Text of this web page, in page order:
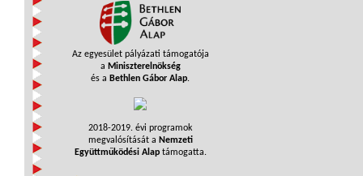
Az egyesület pályázati támogatója
a Miniszterelnökség
és a Bethlen Gábor Alap.
2018-2019. évi programok
megvalósítását a Nemzeti
Együttműködési Alaptámogatta.